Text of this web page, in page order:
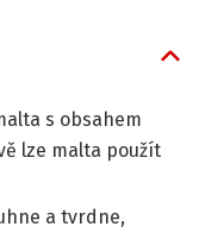
s obsahem
lze malta použít
a tvrdne,